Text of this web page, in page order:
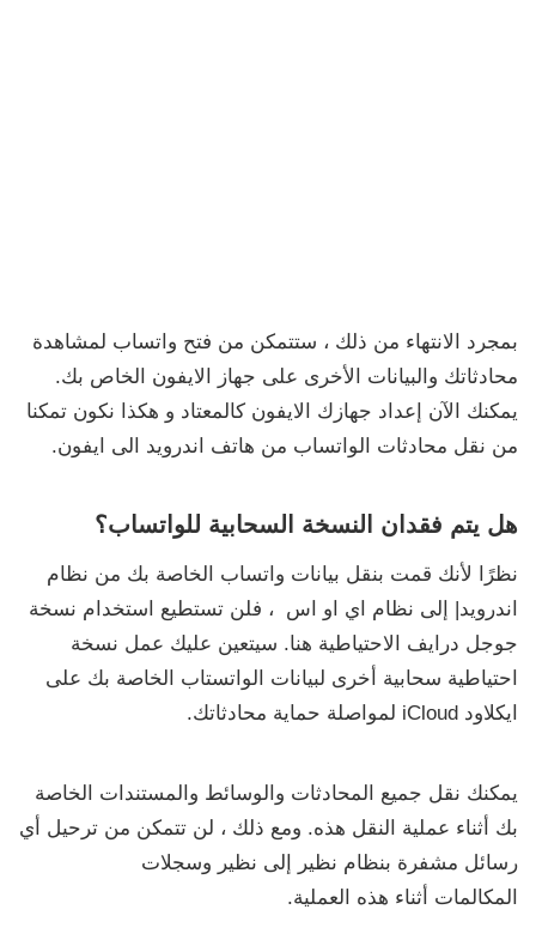
بمجرد الانتهاء من ذلك ، ستتمكن من فتح واتساب لمشاهدة
محادثاتك والبيانات الأخرى على جهاز الايفون الخاص بك.
يمكنك الآن إعداد جهازك الايفون كالمعتاد و هكذا نكون تمكنا
من نقل محادثات الواتساب من هاتف اندرويد الى ايفون.
هل يتم فقدان النسخة السحابية للواتساب؟
نظرًا لأنك قمت بنقل بيانات واتساب الخاصة بك من نظام
اندرويد| إلى نظام اي او اس ، فلن تستطيع استخدام نسخة
جوجل درايف الاحتياطية هنا. سيتعين عليك عمل نسخة
احتياطية سحابية أخرى لبيانات الواتستاب الخاصة بك على
ايكلاود iCloud لمواصلة حماية محادثاتك.
يمكنك نقل جميع المحادثات والوسائط والمستندات الخاصة
بك أثناء عملية النقل هذه. ومع ذلك ، لن تتمكن من ترحيل أي
رسائل مشفرة بنظام نظير إلى نظير وسجلات
المكالمات أثناء هذه العملية.